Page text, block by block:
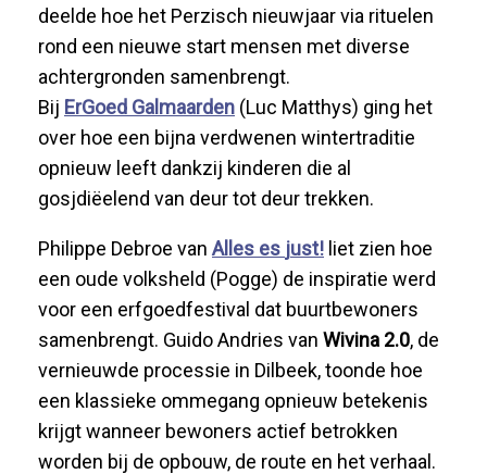
deelde hoe het Perzisch nieuwjaar via rituelen
rond een nieuwe start mensen met diverse
achtergronden samenbrengt.
Bij ErGoed Galmaarden (Luc Matthys) ging het
over hoe een bijna verdwenen wintertraditie
opnieuw leeft dankzij kinderen die al
gosjdiëelend van deur tot deur trekken.
Philippe Debroe van Alles es just! iet zien hoe
een oude volksheld (Pogge) de inspiratie werd
voor een erfgoedfestival dat buurtbewoners
samenbrengt. Guido Andries van Wivina 2.0, de
vernieuwde processie in Dilbeek, toonde hoe
een klassieke ommegang opnieuw betekenis
krijgt wanneer bewoners actief betrokken
worden bij de opbouw, de route en het verhaal.